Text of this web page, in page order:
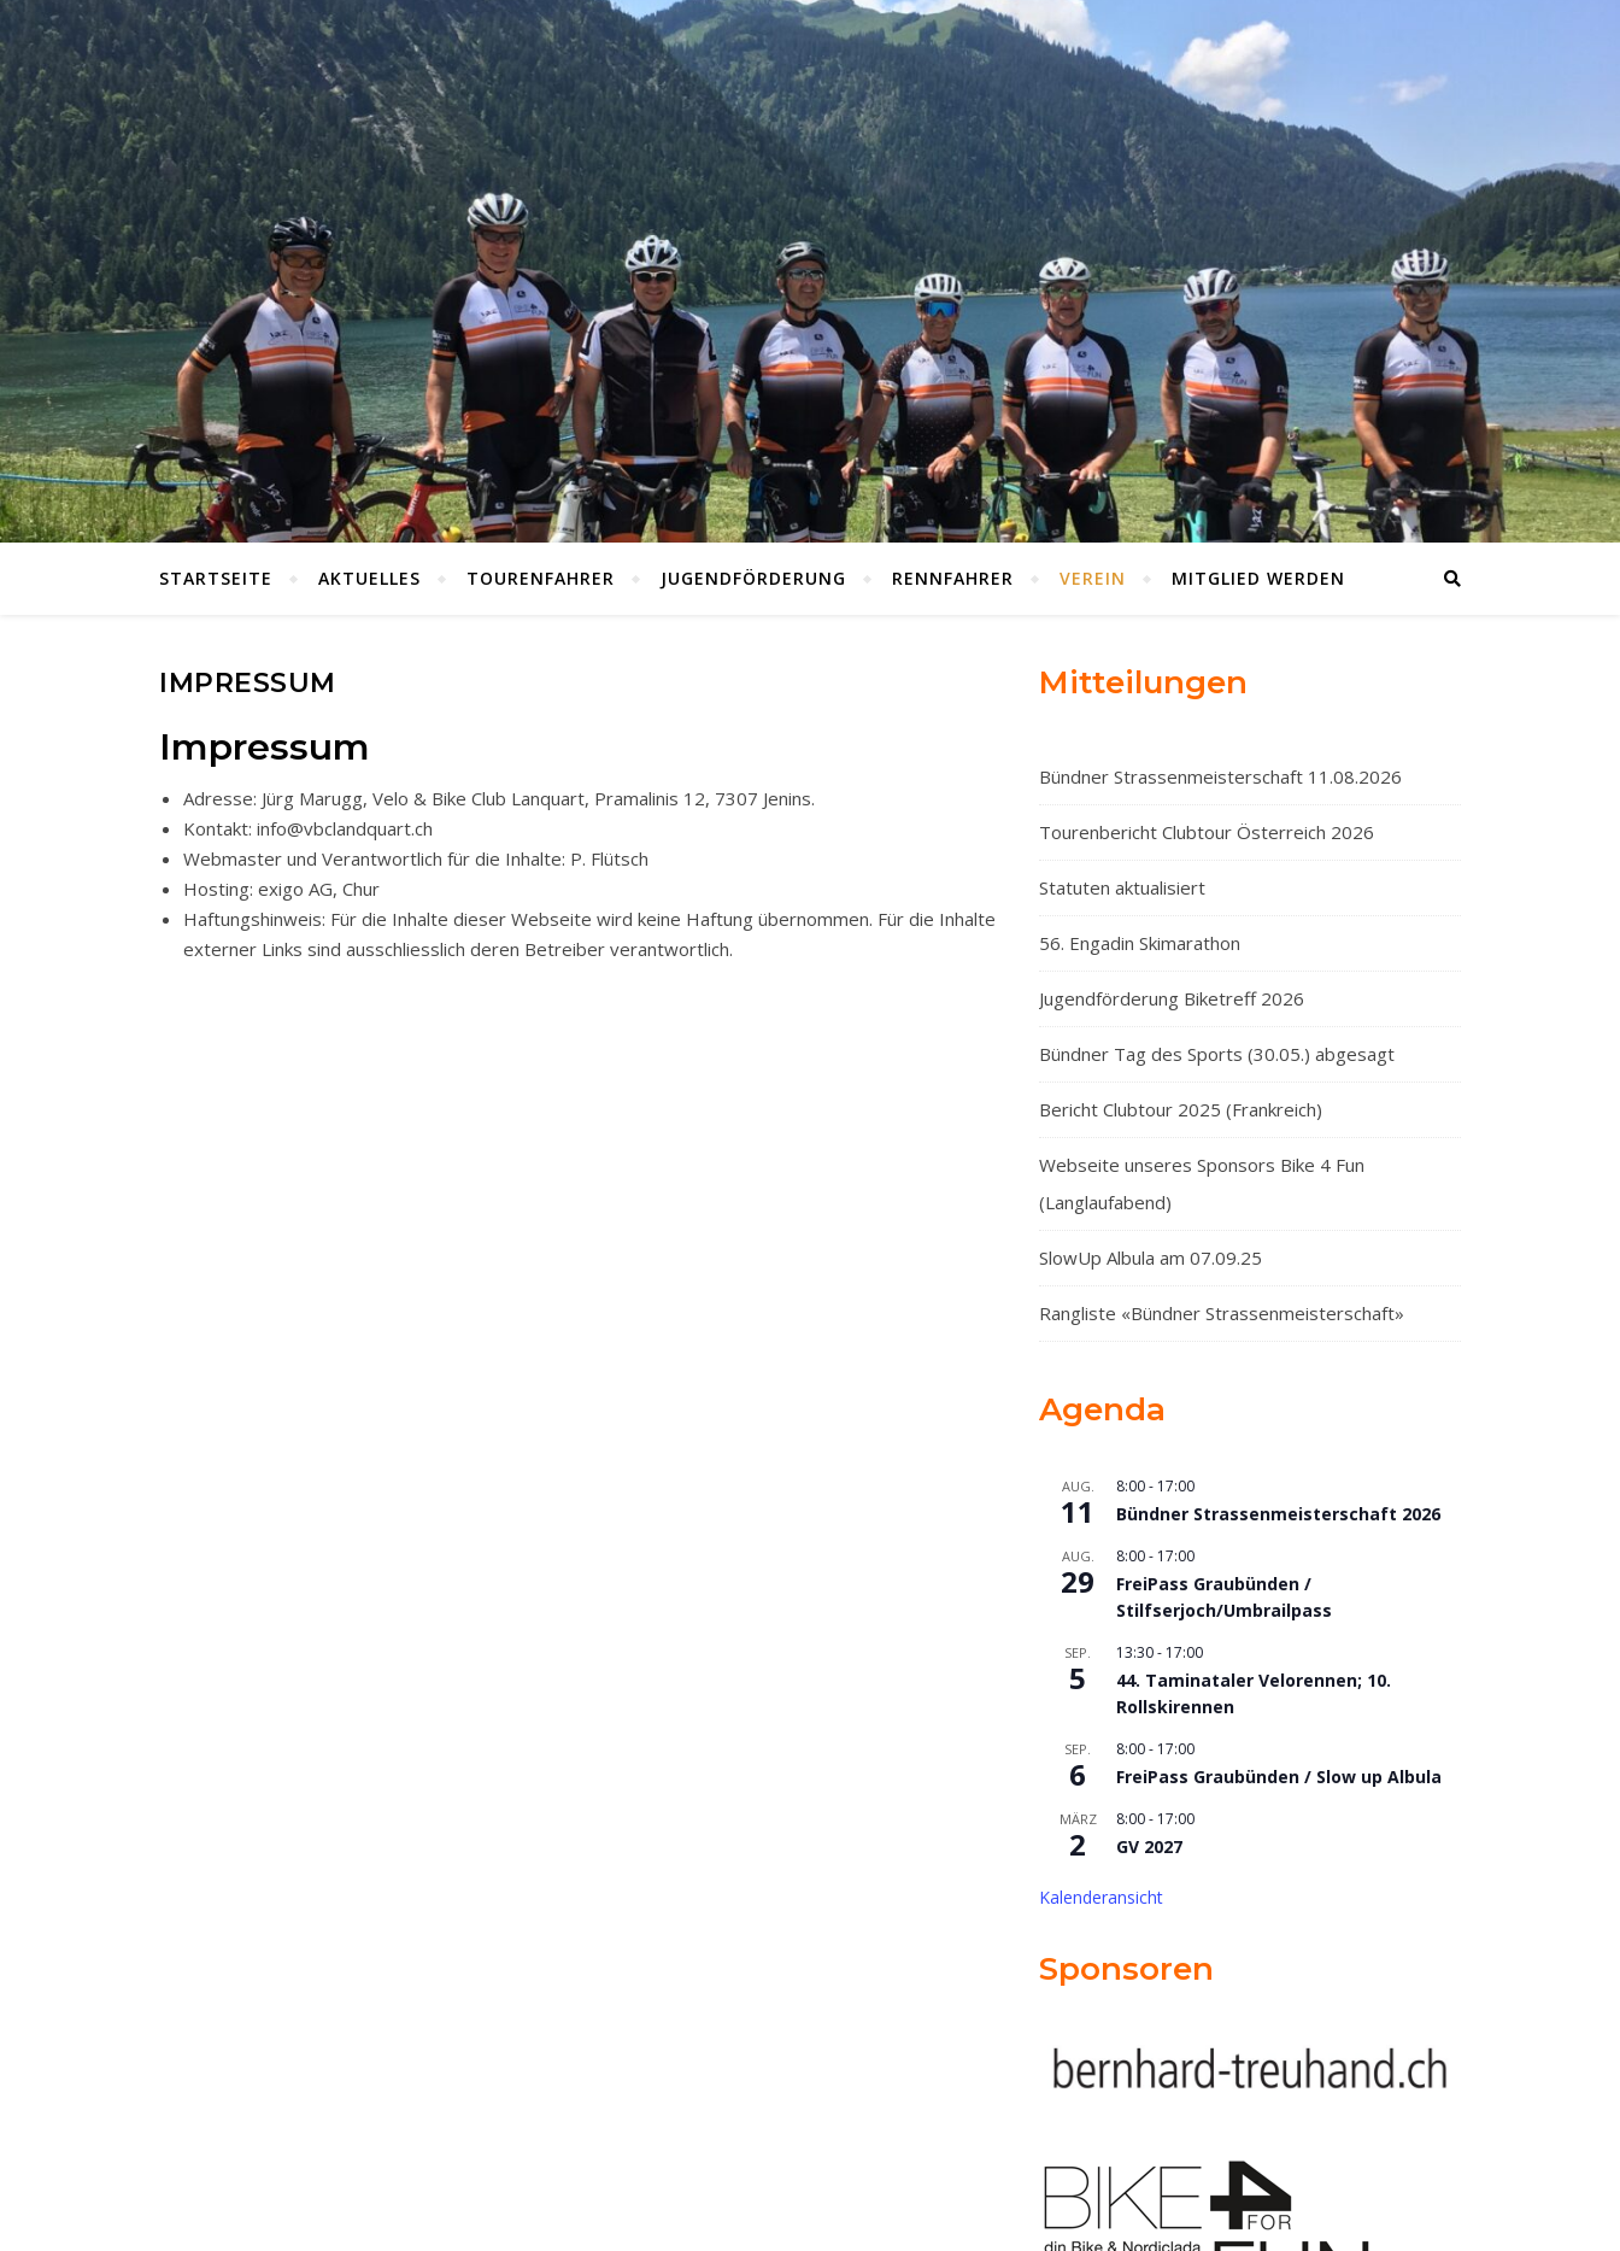
STARTSEITE AKTUELLES TOURENFAHRER JUGENDFÖRDERUNG RENNFAHRER VEREIN MITGLIED WERDEN
IMPRESSUM
Impressum
Adresse: Jürg Marugg, Velo & Bike Club Lanquart, Pramalinis 12, 7307 Jenins.
Kontakt: info@vbclandquart.ch
Webmaster und Verantwortlich für die Inhalte: P. Flütsch
Hosting: exigo AG, Chur
Haftungshinweis: Für die Inhalte dieser Webseite wird keine Haftung übernommen. Für die Inhalte
externer Links sind ausschliesslich deren Betreiber verantwortlich.
Mitteilungen
Bündner Strassenmeisterschaft 11.08.2026
Tourenbericht Clubtour Österreich 2026
Statuten aktualisiert
56. Engadin Skimarathon
Jugendförderung Biketreff 2026
Bündner Tag des Sports (30.05.) abgesagt
Bericht Clubtour 2025 (Frankreich)
Webseite unseres Sponsors Bike 4 Fun
(Langlaufabend)
SlowUp Albula am 07.09.25
Rangliste «Bündner Strassenmeisterschaft»
Agenda
AUG.
11
8:00- 17:00
Bündner Strassenmeisterschaft 2026
AUG.
29
8:00- 17:00
FreiPass Graubünden /
Stilfserjoch/Umbrailpass
SEP.
5
13:30- 17:00
44. Taminataler Velorennen; 10.
Rollskirennen
SEP.
6
8:00- 17:00
FreiPass Graubünden / Slow up Albula
MÄRZ
2
8:00- 17:00
GV 2027
Kalenderansicht
Sponsoren